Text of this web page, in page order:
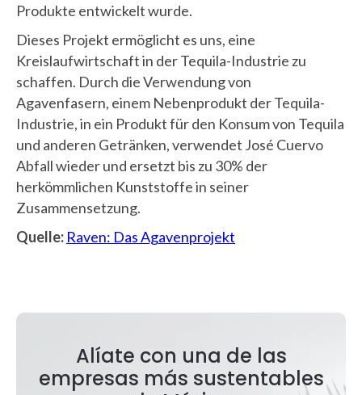
Produkte entwickelt wurde.
Dieses Projekt ermöglicht es uns, eine
Kreislaufwirtschaft in der Tequila-Industrie zu
schaffen. Durch die Verwendung von
Agavenfasern, einem Nebenprodukt der Tequila-
Industrie, in ein Produkt für den Konsum von Tequila
und anderen Getränken, verwendet José Cuervo
Abfall wieder und ersetzt bis zu 30% der
herkömmlichen Kunststoffe in seiner
Zusammensetzung.
Quelle: Raven: Das Agavenprojekt
Alíate con una de las
empresas más sustentables